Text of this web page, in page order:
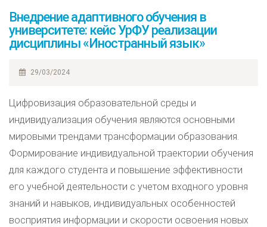
Внедрение адаптивного обучения в
университете: кейс УрФУ реализации
дисциплины «Иностранный язык»
29/03/2024
Цифровизация образовательной среды и
индивидуализация обучения являются основными
мировыми трендами трансформации образования.
Формирование индивидуальной траектории обучения
для каждого студента и повышение эффективности
его учебной деятельности с учетом входного уровня
знаний и навыков, индивидуальных особенностей
восприятия информации и скорости освоения новых